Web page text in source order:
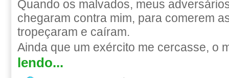
Quando os malvados, meus
chegaram contra mim, para comerem
tropeçaram e caíram.
Ainda que um exército me cercasse, o
lendo...